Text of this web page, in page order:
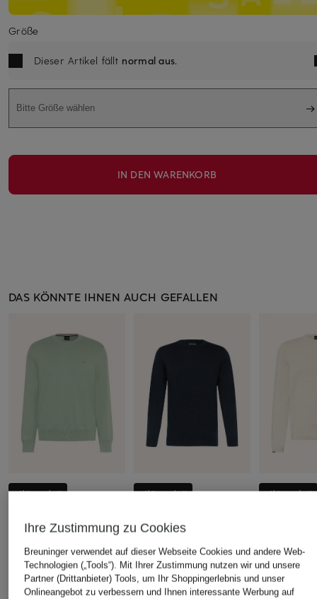
Größe
Dieser Artikel fällt normal aus.
Bitte Größe wählen
IN DEN WARENKORB
DAS KÖNNTE IHNEN AUCH GEFALLEN
+Aktionsrabatt
Pullover UPACAS
99,99 €
Bestpreis:62,99 €
Ursprünglich:139,95 €
+Aktionsrabatt
Pullover
59,99 €
Bestpreis:59,49 €
Ursprünglich:99,90 €
+Aktionsrabatt
79,99 €
Bestpreis:
Ursprünglich:
Ihre Zustimmung zu Cookies
Breuninger verwendet auf dieser Webseite Cookies und andere Web-
Technologien („Tools“). Mit Ihrer Zustimmung nutzen wir und unsere
Partner (Drittanbieter) Tools, um Ihr Shoppingerlebnis und unser
Onlineangebot zu verbessern und Ihnen interessante Werbung auf